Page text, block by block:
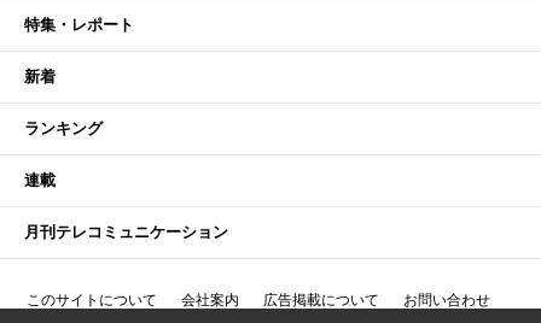
特集・レポート
新着
ランキング
連載
月刊テレコミュニケーション
このサイトについて 会社案内 広告掲載について お問い合わせ